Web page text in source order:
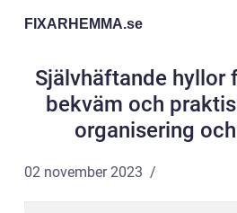
FIXARHEMMA.se
Självhäftande hyllor
bekväm och
organisering
02 november 2023